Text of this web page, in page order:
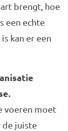
brengt, hoe
een echte
kan er een
voeren moet
de juiste